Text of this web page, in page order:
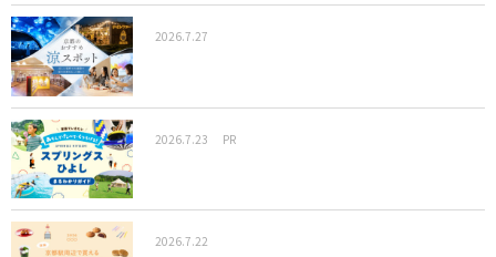
2026.7.27
2026.7.23 PR
2026.7.22